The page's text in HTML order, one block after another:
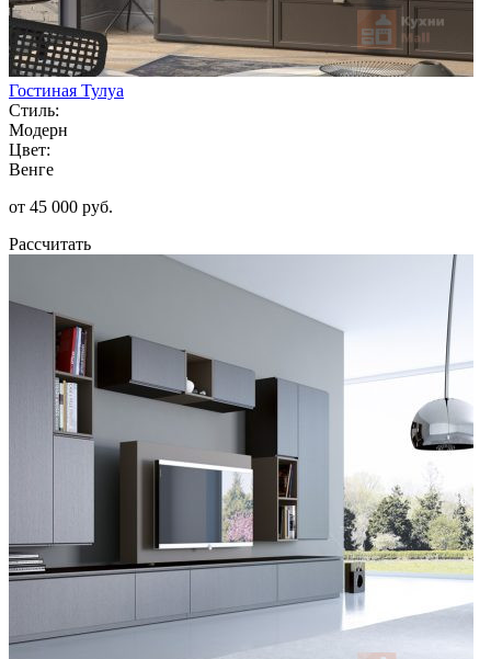
Гостиная Тулуа
Стиль:
Модерн
Цвет:
Венге
от 45 000 руб.
Рассчитать